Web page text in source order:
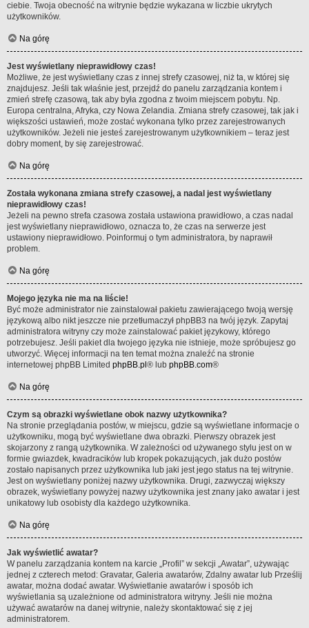
ciebie. Twoja obecność na witrynie będzie wykazana w liczbie ukrytych
użytkowników.
Na górę
Jest wyświetlany nieprawidłowy czas!
Możliwe, że jest wyświetlany czas z innej strefy czasowej, niż ta, w której się
znajdujesz. Jeśli tak właśnie jest, przejdź do panelu zarządzania kontem i
zmień strefę czasową, tak aby była zgodna z twoim miejscem pobytu. Np.
Europa centralna, Afryka, czy Nowa Zelandia. Zmiana strefy czasowej, tak jak i
większości ustawień, może zostać wykonana tylko przez zarejestrowanych
użytkowników. Jeżeli nie jesteś zarejestrowanym użytkownikiem – teraz jest
dobry moment, by się zarejestrować.
Na górę
Została wykonana zmiana strefy czasowej, a nadal jest wyświetlany
nieprawidłowy czas!
Jeżeli na pewno strefa czasowa została ustawiona prawidłowo, a czas nadal
jest wyświetlany nieprawidłowo, oznacza to, że czas na serwerze jest
ustawiony nieprawidłowo. Poinformuj o tym administratora, by naprawił
problem.
Na górę
Mojego języka nie ma na liście!
Być może administrator nie zainstalował pakietu zawierającego twoją wersję
językową albo nikt jeszcze nie przetłumaczył phpBB3 na twój język. Zapytaj
administratora witryny czy może zainstalować pakiet językowy, którego
potrzebujesz. Jeśli pakiet dla twojego języka nie istnieje, może spróbujesz go
utworzyć. Więcej informacji na ten temat można znaleźć na stronie
internetowej phpBB Limited phpBB.pl ® lub phpBB.com®
Na górę
Czym są obrazki wyświetlane obok nazwy użytkownika?
Na stronie przeglądania postów, w miejscu, gdzie są wyświetlane informacje o
użytkowniku, mogą być wyświetlane dwa obrazki. Pierwszy obrazek jest
skojarzony z rangą użytkownika. W zależności od używanego stylu jest on w
formie gwiazdek, kwadracików lub kropek pokazujących, jak dużo postów
zostało napisanych przez użytkownika lub jaki jest jego status na tej witrynie.
Jest on wyświetlany poniżej nazwy użytkownika. Drugi, zazwyczaj większy
obrazek, wyświetlany powyżej nazwy użytkownika jest znany jako awatar i jest
unikatowy lub osobisty dla każdego użytkownika.
Na górę
Jak wyświetlić awatar?
W panelu zarządzania kontem na karcie „Profil” w sekcji „Awatar”, używając
jednej z czterech metod: Gravatar, Galeria awatarów, Zdalny awatar lub Prześlij
awatar, można dodać awatar. Wyświetlanie awatarów i sposób ich
wyświetlania są uzależnione od administratora witryny. Jeśli nie można
używać awatarów na danej witrynie, należy skontaktować się z jej
administratorem.